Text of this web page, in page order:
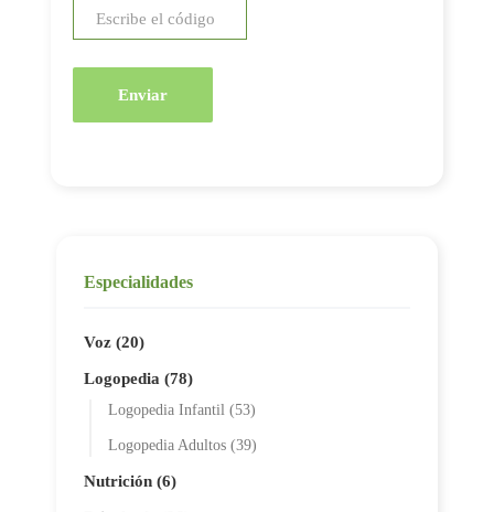
Enviar
Especialidades
Voz (20)
Logopedia (78)
Logopedia Infantil (53)
Logopedia Adultos (39)
Nutrición (6)